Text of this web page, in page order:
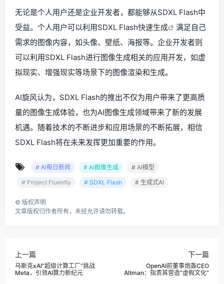
无论是个人用户还是企业开发者，都能够从SDXL Flash中
受益。个人用户可以利用SDXL Flash快速生成
满足自己
需求的图像内容，如头像、壁纸、海报等。企业开发者则
可以利用SDXL Flash进行图像生成相关的应用开发，如虚
拟现实、增强现实等场景下的图像渲染和生成。
AI旋风认为，SDXL Flash的推出不仅为用户带来了更高质
量的图像生成体验，也为AI图像生成领域带来了新的发展
机遇。随着技术的不断进步和应用场景的不断拓展，相信
SDXL Flash将在未来发挥更加重要的作用。
# AI每日新闻 # AI图像生成
# AI模型
# Project Fluently
# SDXL Flash # 生成式AI
© 版权声明
文章版权归作者所有，未经允许请勿转载。
上一篇
马斯克xAI“超级计算工厂”挑战
Meta，引领AI算力新纪元
下一篇
OpenAI前董事炮轰CEO
Altman：指责其营造“虚假文化”